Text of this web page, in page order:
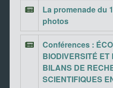
La promenade du
photos
Conférences :
BIODIVERSITÉ ET
BILANS DE
SCIENTIFIQUES